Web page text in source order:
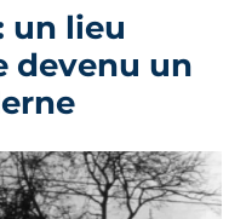
un lieu
devenu un